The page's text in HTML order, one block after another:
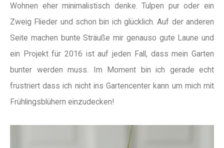
Wohnen eher minimalistisch denke. Tulpen pur oder ein
Zweig Flieder und schon bin ich glücklich. Auf der anderen
Seite machen bunte Sträuße mir genauso gute Laune und
ein Projekt für 2016 ist auf jeden Fall, dass mein Garten
bunter werden muss. Im Moment bin ich gerade echt
frustriert dass ich nicht ins Gartencenter kann um mich mit
Frühlingsblühern einzudecken!